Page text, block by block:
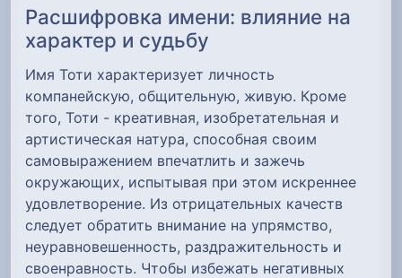
Расшифровка имени: влияние на
характер и судьбу
Имя Тоти характеризует личность
компанейскую, общительную, живую. Кроме
того, Тоти - креативная, изобретательная и
артистическая натура, способная своим
самовыражением впечатлить и зажечь
окружающих, испытывая при этом искреннее
удовлетворение. Из отрицательных качеств
следует обратить внимание на упрямство,
неуравновешенность, раздражительность и
своенравность. Чтобы избежать негативных